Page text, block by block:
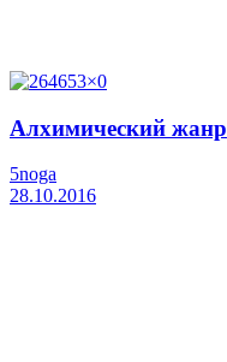
Алхимический жанр
5noga
28.10.2016